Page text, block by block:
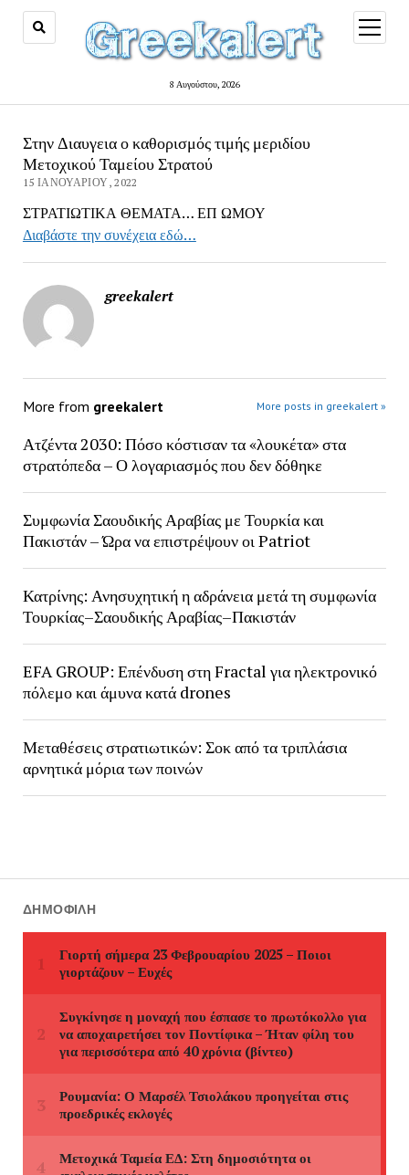
8 Αυγούστου, 2026
open
menu
Στην Διαυγεια ο καθορισμός τιμής μεριδίου
Μετοχικού Ταμείου Στρατού
15 ΙΑΝΟΥΑΡΊΟΥ, 2022
ΣΤΡΑΤΙΩΤΙΚΑ ΘΕΜΑΤΑ… ΕΠ ΩΜΟΥ
Διαβάστε την συνέχεια εδώ…
greekalert
More from greekalert More posts in greekalert »
Ατζέντα 2030: Πόσο κόστισαν τα «λουκέτα» στα
στρατόπεδα – Ο λογαριασμός που δεν δόθηκε
Συμφωνία Σαουδικής Αραβίας με Τουρκία και
Πακιστάν – Ώρα να επιστρέψουν οι Patriot
Κατρίνης: Ανησυχητική η αδράνεια μετά τη συμφωνία
Τουρκίας–Σαουδικής Αραβίας–Πακιστάν
EFA GROUP: Επένδυση στη Fractal για ηλεκτρονικό
πόλεμο και άμυνα κατά drones
Μεταθέσεις στρατιωτικών: Σοκ από τα τριπλάσια
αρνητικά μόρια των ποινών
ΔΗΜΟΦΙΛΉ